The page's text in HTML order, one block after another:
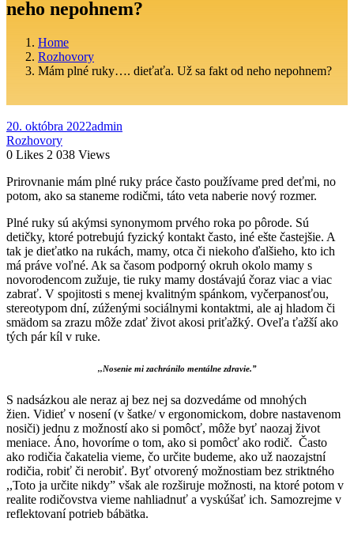
neho nepohnem?
Home
Rozhovory
Mám plné ruky…. dieťaťa. Už sa fakt od neho nepohnem?
20. októbra 2022admin
Rozhovory
0 Likes 2 038 Views
Prirovnanie mám plné ruky práce často používame pred deťmi, no
potom, ako sa staneme rodičmi, táto veta naberie nový rozmer.
Plné ruky sú akýmsi synonymom prvého roka po pôrode. Sú
detičky, ktoré potrebujú fyzický kontakt často, iné ešte častejšie. A
tak je dieťatko na rukách, mamy, otca či niekoho ďalšieho, kto ich
má práve voľné. Ak sa časom podporný okruh okolo mamy s
novorodencom zužuje, tie ruky mamy dostávajú čoraz viac a viac
zabrať. V spojitosti s menej kvalitným spánkom, vyčerpanosťou,
stereotypom dní, zúženými sociálnymi kontaktmi, ale aj hladom či
smädom sa zrazu môže zdať život akosi priťažký. Oveľa ťažší ako
tých pár kíl v ruke.
,,Nosenie mi zachránilo mentálne zdravie.”
S nadsázkou ale neraz aj bez nej sa dozvedáme od mnohých
žien. Vidieť v nosení (v šatke/ v ergonomickom, dobre nastavenom
nosiči) jednu z možností ako si pomôcť, môže byť naozaj život
meniace. Áno, hovoríme o tom, ako si pomôcť ako rodič. Často
ako rodičia čakatelia vieme, čo určite budeme, ako už naozajstní
rodičia, robiť či nerobiť. Byť otvorený možnostiam bez striktného
,,Toto ja určite nikdy” však ale rozširuje možnosti, na ktoré potom v
realite rodičovstva vieme nahliadnuť a vyskúšať ich. Samozrejme v
reflektovaní potrieb bábätka.